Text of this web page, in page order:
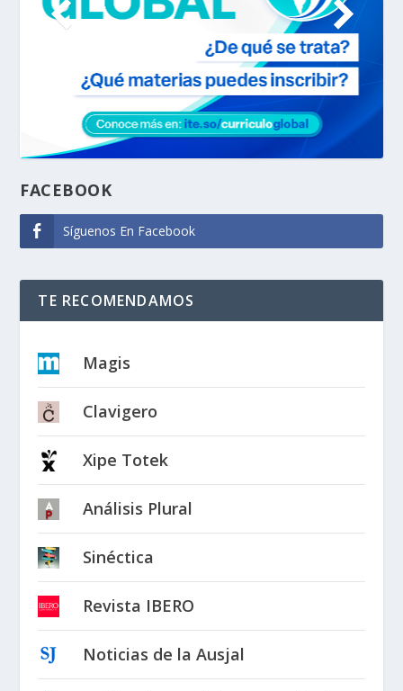
FACEBOOK
Síguenos En Facebook
TE RECOMENDAMOS
Magis
Clavigero
Xipe Totek
Análisis Plural
Sinéctica
Revista IBERO
Noticias de la Ausjal